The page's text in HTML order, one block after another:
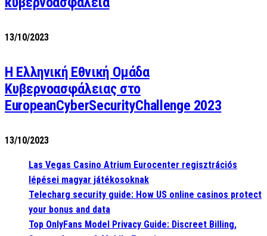
13/10/2023
Η Ελληνική Εθνική Ομάδα
Κυβερνοασφάλειας στο
EuropeanCyberSecurityChallenge 2023
13/10/2023
Las Vegas Casino Atrium Eurocenter regisztrációs
lépései magyar játékosoknak
Telecharg security guide: How US online casinos protect
your bonus and data
Top OnlyFans Model Privacy Guide: Discreet Billing,